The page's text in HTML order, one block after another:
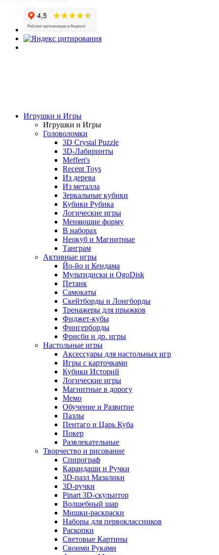
Игрушки и Игры
Игрушки и Игры
Головоломки
3D Crystal Puzzle
3D-Лабиринты
Meffert's
Recent Toys
Из дерева
Из металла
Зеркальные кубики
Кубики Рубика
Логические игры
Меняющие форму
В наборах
Неокуб и Магнитные
Танграм
Активные игры
Йо-йо и Кендама
Мультидиски и OgoDisk
Петанк
Самокаты
Скейтборды и Лонгборды
Тренажеры для прыжков
Фиджет-кубы
Фингерборды
Фрисби и др. игры
Настольные игры
Аксессуары для настольных игр
Игры с карточками
Кубики Историй
Логические игры
Магнитные в дорогу
Мемо
Обучение и Развитие
Пазлы
Пентаго и Царь Куба
Покер
Развлекательные
Творчество и рисование
Спирограф
Карандаши и Ручки
3D-пазл Мазалики
3D-ручки
Pinart 3D-скульптор
Волшебный шар
Мишки-раскраски
Наборы для первоклассников
Раскопки
Световые Картины
Своими Руками